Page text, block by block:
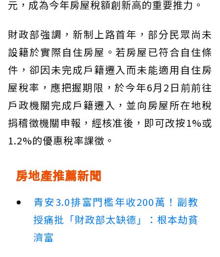
元，成為今年房屋稅額創新高的重要推力。
財政部強調，新制上路首年，部分民眾尚未
設籍於實際自住房屋。若房屋已符合自住條
件，卻因未完成戶籍遷入而未能適用自住房
屋稅率，應把握期限，於今年6月2日前前往
戶政機關完成戶籍遷入，並向房屋所在地稅
捐稽徵機關申報，經核准後，即可改按1%或
1.2%的優惠稅率課徵。
房地產推薦新聞
青安3.0排富門檻年收200萬！副教
授痛批「財政部太缺德」：根本劫貧
濟富